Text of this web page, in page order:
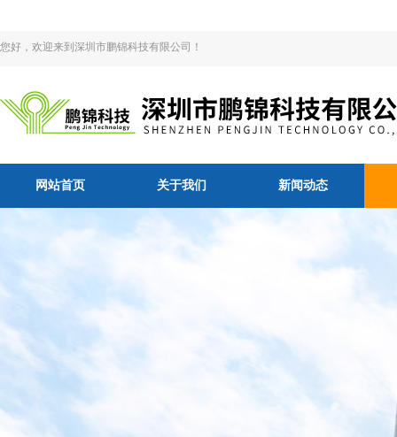
您好，欢迎来到深圳市鹏锦科技有限公司！
网站首页 关于我们 新闻动态